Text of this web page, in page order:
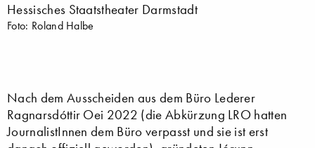
Hessisches Staatstheater Darmstadt
Foto: Roland Halbe
Nach dem Ausscheiden aus dem Büro Lederer
Ragnarsdóttir Oei 2022 (die Abkürzung LRO hatten
JournalistInnen dem Büro verpasst und sie ist erst